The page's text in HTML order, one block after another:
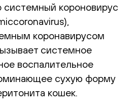
короновирус
коронавирусом
системное
воспалительное
сухую форму
кошек.